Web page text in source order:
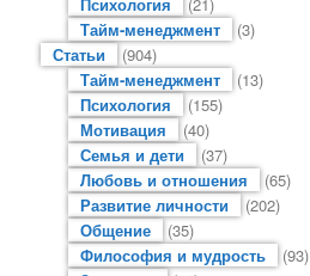
Тайм-менеджмент
(3)
Статьи
(904)
Тайм-менеджмент
(13)
Психология
(155)
Мотивация
(40)
Семья и дети
(37)
Любовь и отношения
(65)
Развитие личности
(202)
Общение
(35)
Философия и мудрость
(93)